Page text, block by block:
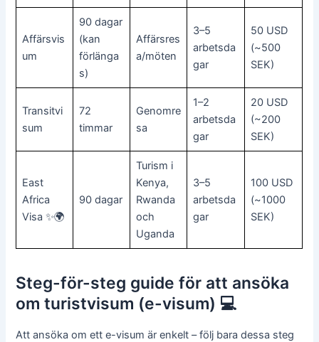
Affärsvis
um
90 dagar
(kan
förlänga
s)
Affärsres
a/möten
3–5
arbetsda
gar
50 USD
(~500
SEK)
Transitvi
sum
72
timmar
Genomre
sa
1–2
arbetsda
gar
20 USD
(~200
SEK)
East
Africa
Visa ✨🌍
90 dagar
Turism i
Kenya,
Rwanda
och
Uganda
3–5
arbetsda
gar
100 USD
(~1000
SEK)
Steg-för-steg guide för att ansöka
om turistvisum (e-visum) 💻
Att ansöka om ett e-visum är enkelt – följ bara dessa steg